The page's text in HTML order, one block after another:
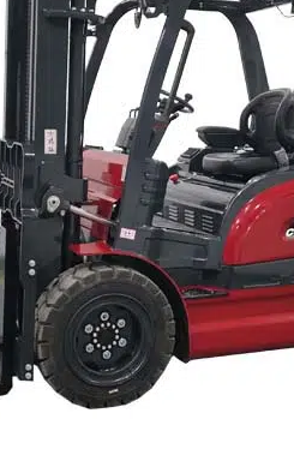
(кг):
емкость аккумулятора:
кислотная/литиевая
больше Cпрашивать